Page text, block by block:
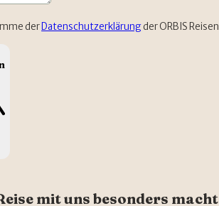
der Datenschutzerklärungder ORBIS
mit uns besonders macht